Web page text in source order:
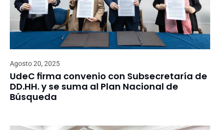
Agosto 20, 2025
UdeC firma convenio con Subsecretaría de
DD.HH. y se suma al Plan Nacional de
Búsqueda